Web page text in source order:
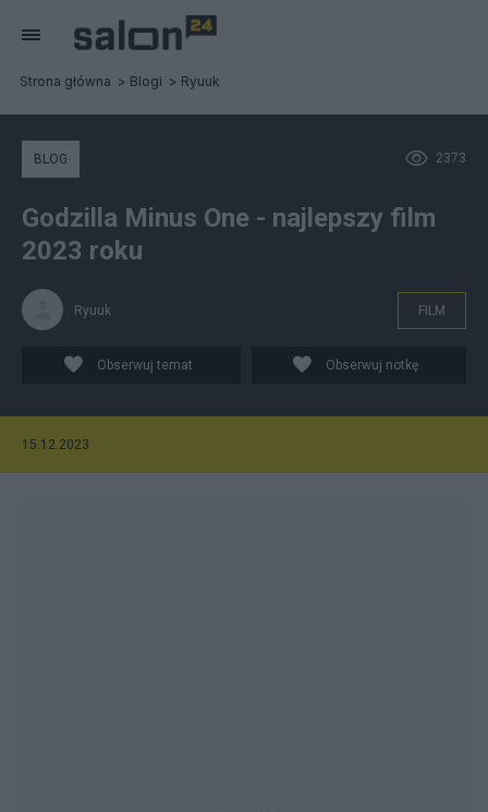
Strona główna Blogi Ryuuk
2373
BLOG
Godzilla Minus One - najlepszy film
2023 roku
Ryuuk FILM
Obserwuj temat Obserwuj notkę
15.12.2023